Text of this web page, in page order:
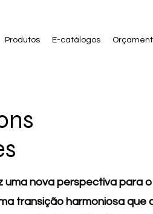
Produtos E-catálogos
uma nova perspectiva para
transição harmoniosa que